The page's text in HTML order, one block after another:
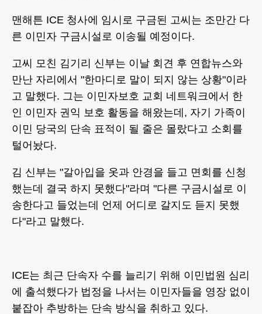
맨해튼 ICE 청사에 임시로 구금된 고씨는 조만간 다
른 이민자 구금시설로 이송될 예정이다.
고씨 모친 김기리 신부는 이날 회견 후 연합뉴스와
만난 자리에서 "한마디로 말이 되지 않는 상황"이라
고 말했다. 그는 이민자보호 교회 네트워크에서 한
인 이민자 권익 보호 활동을 해왔는데, 자기 가족이
이민 당국의 단속 표적이 될 줄은 몰랐다고 소회를
털어놨다.
김 신부는 "갈아입을 옷과 안경을 들고 면회를 신청
했는데 결국 하지 못했다"라며 "다른 구금시설로 이
송한다고 들었는데 언제 어디로 갈지도 듣지 못했
다"라고 말했다.
ICE는 최근 단속자 수를 늘리기 위해 이민법원 심리
에 출석했다가 법정을 나서는 이민자들을 영장 없이
붙잡아 추방하는 단속 방식을 취하고 있다.